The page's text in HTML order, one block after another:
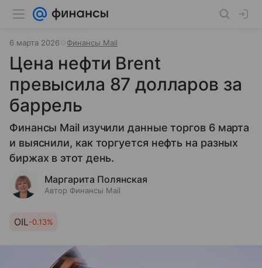
6 марта 2026 Финансы Mail
Цена нефти Brent
превысила 87 долларов за
баррель
Финансы Mail изучили данные торгов 6 марта
и выяснили, как торгуется нефть на разных
биржах в этот день.
Маргарита Полянская
Автор Финансы Mail
OIL-0.13%